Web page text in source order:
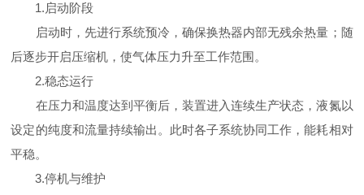
1.启动阶段
启动时，先进行系统预冷，确保换热器内部无残余热量；随
后逐步开启压缩机，使气体压力升至工作范围。
2.稳态运行
在压力和温度达到平衡后，装置进入连续生产状态，液氮以
设定的纯度和流量持续输出。此时各子系统协同工作，能耗相对
平稳。
3.停机与维护